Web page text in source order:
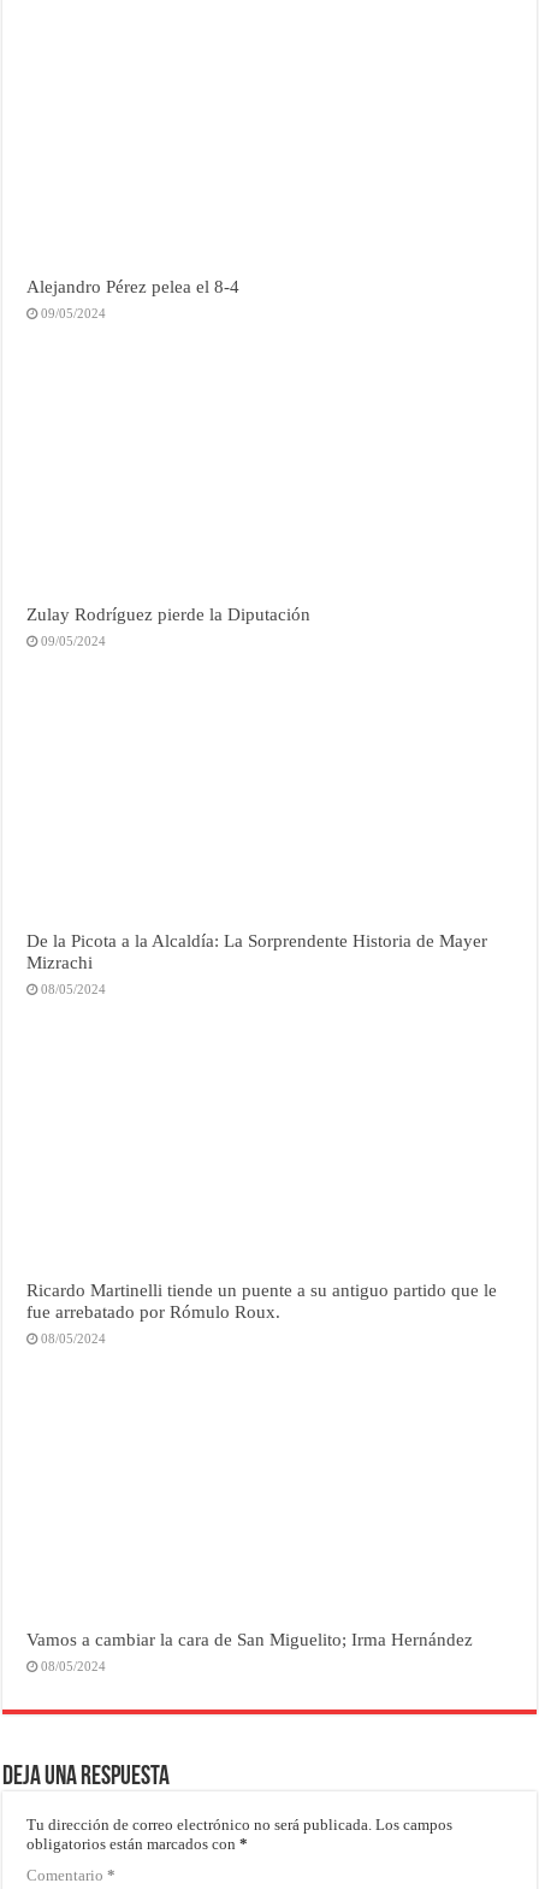
Alejandro Pérez pelea el 8-4
09/05/2024
Zulay Rodríguez pierde la Diputación
09/05/2024
De la Picota a la Alcaldía: La Sorprendente Historia de Mayer
Mizrachi
08/05/2024
Ricardo Martinelli tiende un puente a su antiguo partido que le
fue arrebatado por Rómulo Roux.
08/05/2024
Vamos a cambiar la cara de San Miguelito; Irma Hernández
08/05/2024
Deja una respuesta
Tu dirección de correo electrónico no será publicada. Los campos
obligatorios están marcados con*
Comentario*